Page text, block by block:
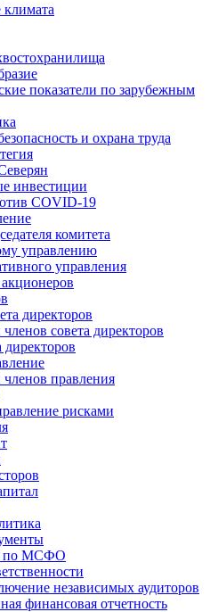
показатели по зарубежным
и охрана труда
инвестиции
COVID‑19
комитета
управлению
управления
директоров
совета директоров
директоров
правления
рисками
по МСФО
независимых аудиторов
финансовая отчетность